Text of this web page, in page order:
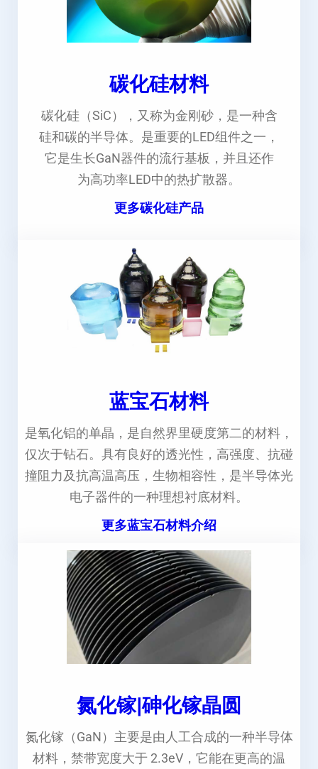
碳化硅材料
碳化硅（SiC），又称为金刚砂，是一种含
硅和碳的半导体。是重要的LED组件之一，
它是生长GaN器件的流行基板，并且还作
为高功率LED中的热扩散器。
更多碳化硅产品
蓝宝石材料
是氧化铝的单晶，是自然界里硬度第二的材料，
仅次于钻石。具有良好的透光性，高强度、抗碰
撞阻力及抗高温高压，生物相容性，是半导体光
电子器件的一种理想衬底材料。
更多蓝宝石材料介绍
氮化镓|砷化镓晶圆
氮化镓（GaN）主要是由人工合成的一种半导体
材料，禁带宽度大于 2.3eV，它能在更高的温